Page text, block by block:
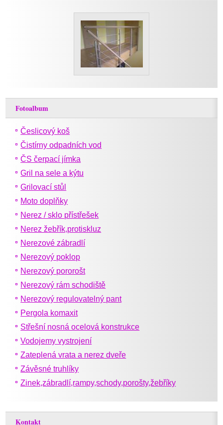
Fotoalbum
Česlicový koš
Čistírny odpadních vod
ČS čerpací jímka
Gril na sele a kýtu
Grilovací stůl
Moto doplňky
Nerez / sklo přístřešek
Nerez žebřík,protiskluz
Nerezové zábradlí
Nerezový poklop
Nerezový pororošt
Nerezový rám schodiště
Nerezový regulovatelný pant
Pergola komaxit
Střešní nosná ocelová konstrukce
Vodojemy vystrojení
Zateplená vrata a nerez dveře
Závěsné truhlíky
Zinek,zábradlí,rampy,schody,porošty,žebříky
Kontakt